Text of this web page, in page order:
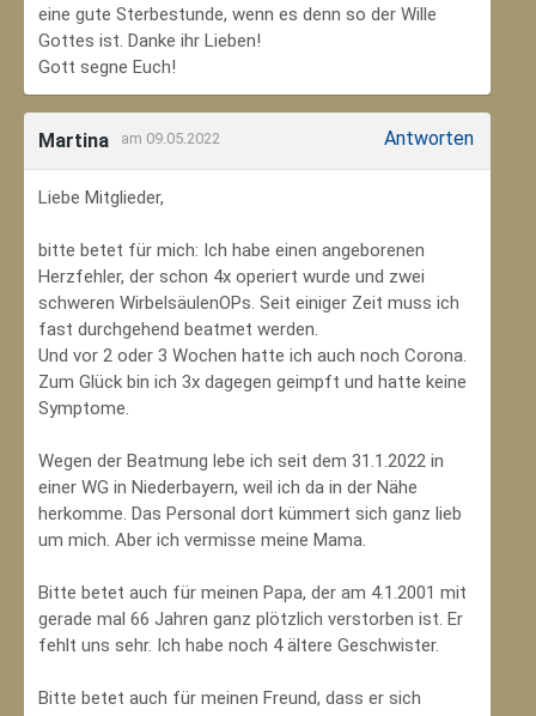
eine gute Sterbestunde, wenn es denn so der Wille
Gottes ist. Danke ihr Lieben!
Gott segne Euch!
Martina am 09.05.2022 Antworten
Liebe Mitglieder,
bitte betet für mich: Ich habe einen angeborenen
Herzfehler, der schon 4x operiert wurde und zwei
schweren WirbelsäulenOPs. Seit einiger Zeit muss ich
fast durchgehend beatmet werden.
Und vor 2 oder 3 Wochen hatte ich auch noch Corona.
Zum Glück bin ich 3x dagegen geimpft und hatte keine
Symptome.
Wegen der Beatmung lebe ich seit dem 31.1.2022 in
einer WG in Niederbayern, weil ich da in der Nähe
herkomme. Das Personal dort kümmert sich ganz lieb
um mich. Aber ich vermisse meine Mama.
Bitte betet auch für meinen Papa, der am 4.1.2001 mit
gerade mal 66 Jahren ganz plötzlich verstorben ist. Er
fehlt uns sehr. Ich habe noch 4 ältere Geschwister.
Bitte betet auch für meinen Freund, dass er sich